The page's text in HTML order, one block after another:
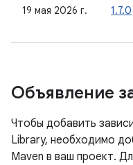
19 мая 2026 г. 1.7.0
Объявление
Чтобы добавить
Library, необходимо
Maven в ваш проект.